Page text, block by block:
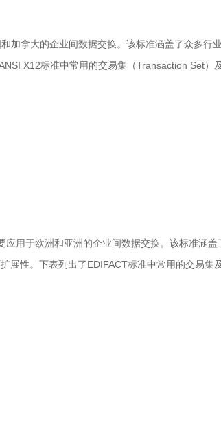
加拿大的企业间数据交换。该标准涵盖了众多
X12标准中常用的交易集（Transaction Set）
用于欧洲和亚洲的企业间数据交换。该标准涵
展性。下表列出了EDIFACT标准中常用的交易集